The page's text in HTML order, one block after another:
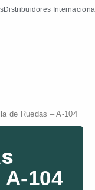
Distribuidores
de Ruedas – A-104
A-104